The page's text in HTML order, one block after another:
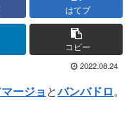
はてブ
コピー
2022.08.24
ージョ とバンバドロ。